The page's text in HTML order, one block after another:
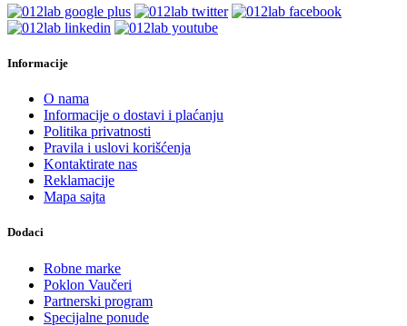
Informacije
O nama
Informacije o dostavi i plaćanju
Politika privatnosti
Pravila i uslovi korišćenja
Kontaktirate nas
Reklamacije
Mapa sajta
Dodaci
Robne marke
Poklon Vaučeri
Partnerski program
Specijalne ponude